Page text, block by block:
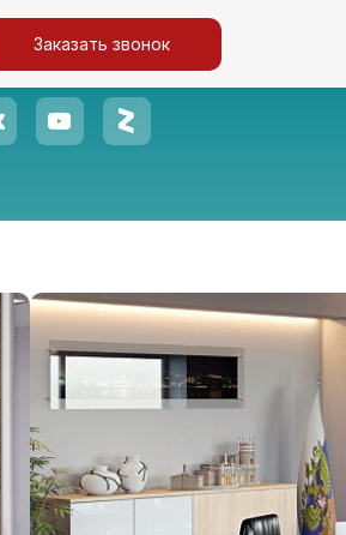
Заказать звонок